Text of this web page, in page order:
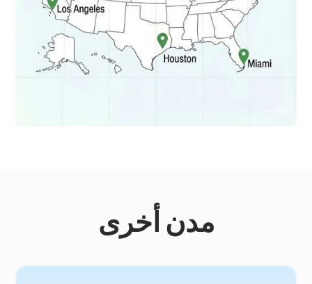
مدن أخرى